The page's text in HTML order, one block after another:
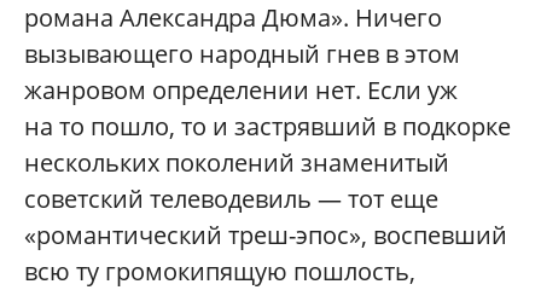
романа Александра Дюма». Ничего
вызывающего народный гнев в этом
жанровом определении нет. Если уж
на то пошло, то и застрявший в подкорке
нескольких поколений знаменитый
советский телеводевиль — тот еще
«романтический треш-эпос», воспевший
всю ту громокипящую пошлость,